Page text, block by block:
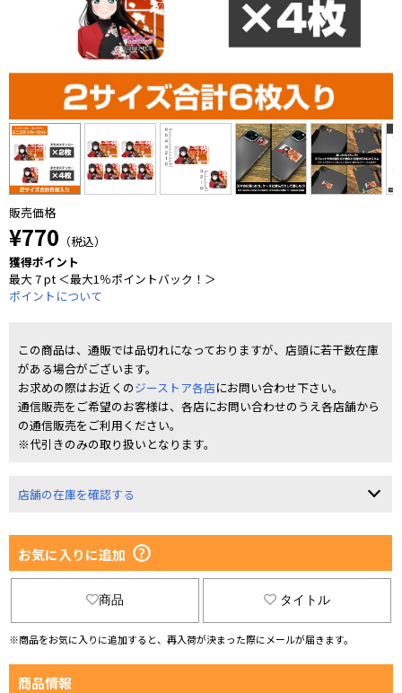
販売価格
¥770 （税込）
獲得ポイント
最大 7 pt ＜最大1％ポイントバック！＞
ポイントについて
この商品は、通販では品切れになっておりますが、店頭に若干数在庫
がある場合がございます。
お求めの際はお近くのジーストア各店にお問い合わせ下さい。
通信販売をご希望のお客様は、各店にお問い合わせのうえ各店舗から
の通信販売をご利用ください。
※代引きのみの取り扱いとなります。
店舗の在庫を確認する
お気に入りに追加
商品 タイトル
※商品をお気に入りに追加すると、再入荷が決まった際にメールが届きます。
商品情報